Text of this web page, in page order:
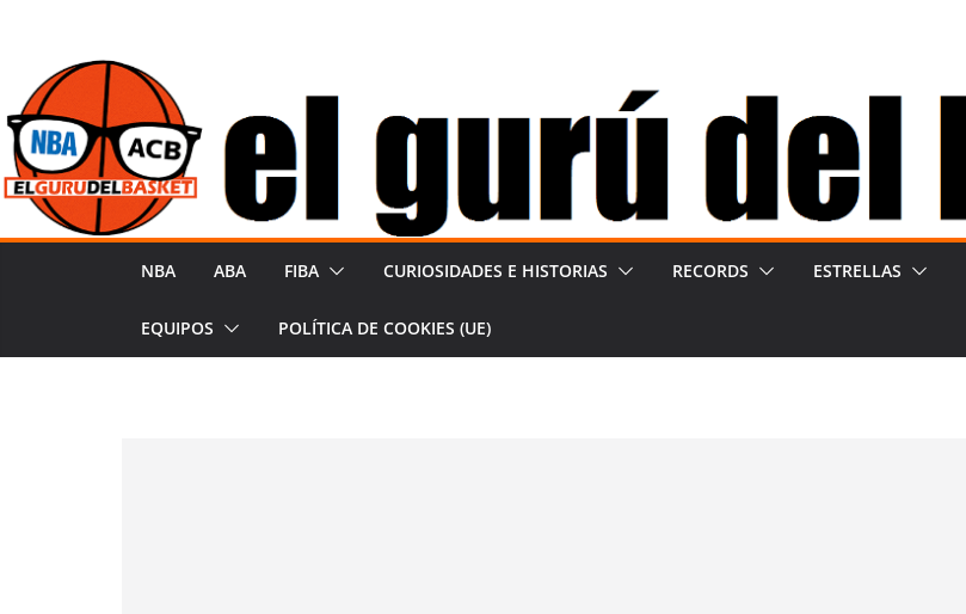
contenido
NBA ABA FIBA CURIOSIDADES E HISTORIAS RECORDS ESTRELLAS
EQUIPOS POLÍTICA DE COOKIES (UE)